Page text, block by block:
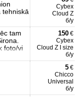
tehniskā
Cybex
Cloud Z
б/у
tam
foto/vi
150 €
Cybex
Cloud Z I size
б/у
5 €
Chicco
Universal
б/у